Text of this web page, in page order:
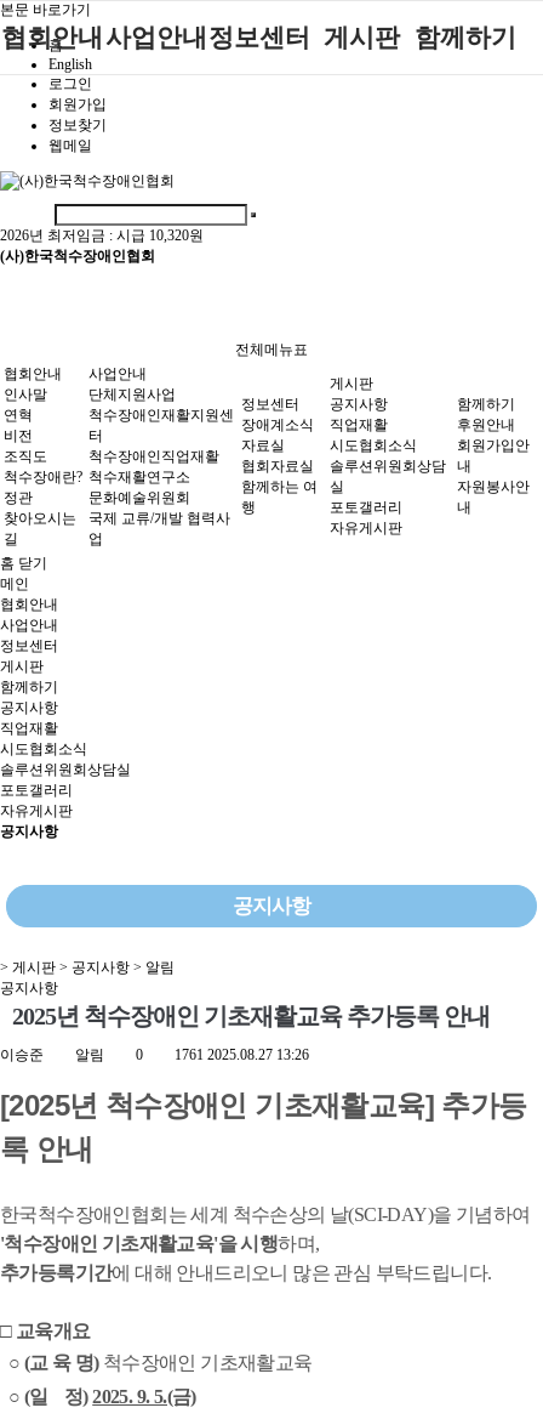
본문 바로가기
홈
English
로그인
회원가입
정보찾기
웹메일
2026년 최저임금 : 시급 10,320원
(사)한국척수장애인협회
협회안내
인사말
연혁
조직도
척수장애란?
사업안내
단체지원사업
척수장애인재
척수장애인직
척수재활연구
국제 교류/개
발 협력사업
정보센터
함께하는 여
게시판 함께하기
전체메뉴표
협회안내
인사말
연혁
비전
조직도
척수장애란?
정관
찾아오시는
길
사업안내
단체지원사업
척수장애인재활지원센
터
척수장애인직업재활
척수재활연구소
문화예술위원회
국제 교류/개발 협력사
업
정보센터
장애계소식
자료실
협회자료실
함께하는 여
행
게시판
공지사항
직업재활
시도협회소식
솔루션위원회상담
실
포토갤러리
자유게시판
함께하기
후원안내
회원가입안
내
자원봉사안
내
홈 닫기
메인
협회안내
사업안내
정보센터
게시판
함께하기
공지사항
직업재활
시도협회소식
솔루션위원회상담실
포토갤러리
자유게시판
공지사항
공지사항
> 게시판 > 공지사항 > 알림
공지사항
2025년 척수장애인 기초재활교육 추가등록 안내
이승준 알림 0 1761 2025.08.27 13:26
[2025년 척수장애인 기초재활교육] 추가등
록 안내
한국척수장애인협회는 세계 척수손상의 날(SCI-DAY)을 기념하여
'척수장애인 기초재활교육'을 시행하며,
추가등록기간에 대해 안내드리오니 많은 관심 부탁드립니다.
□ 교육개요
○ (교 육 명)척수장애인 기초재활교육
○ (일 정) 2025. 9. 5.(금)